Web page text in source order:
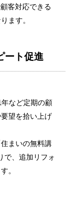
客対応できる
ます。
ート促進
など定期の顧
望を拾い上げ
まいの無料講
で、追加リフォ
。